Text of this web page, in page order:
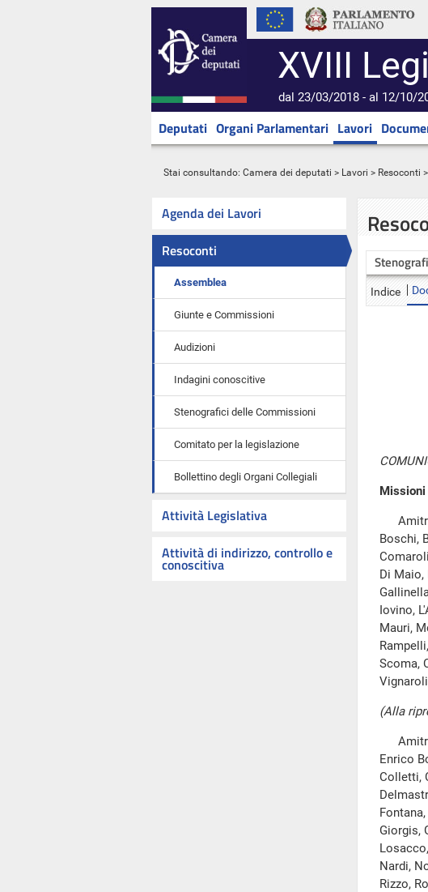
XVIII
dal 23/03/2018 - al 12/10/
Deputati Organi Parlamentari Lavori
Stai consultando: Camera dei deputati > Lavori > Resoconti >
Agenda dei Lavori
Resoconti
Assemblea
Giunte e Commissioni
Audizioni
Indagini conoscitive
Stenografici delle Commissioni
Comitato per la legislazione
Bollettino degli Organi Collegiali
Attività Legislativa
Attività di indirizzo, controllo e
conoscitiva
Indice
Boschi,
Di Maio,
Iovino,
Mauri,
Scoma,
(Alla
Enrico
Colletti,
Giorgis,
Nardi,
Rizzo,